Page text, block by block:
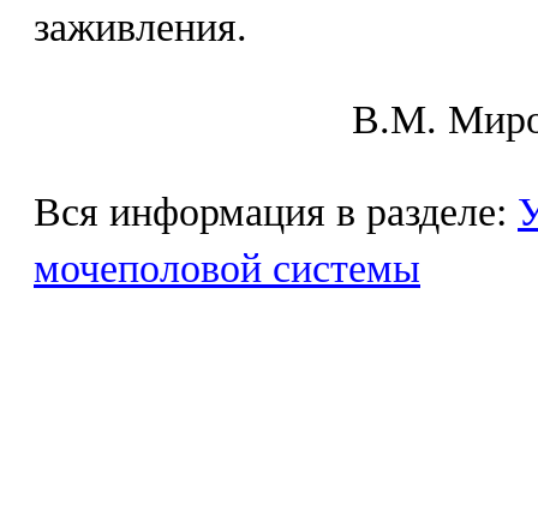
заживления.
В.М.
Вся информация в разделе:
мочеполовой системы